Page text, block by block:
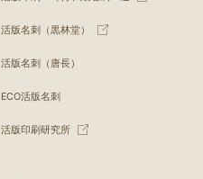
活版名刺（黒林堂）
活版名刺（唐長）
ECO活版名刺
活版印刷研究所